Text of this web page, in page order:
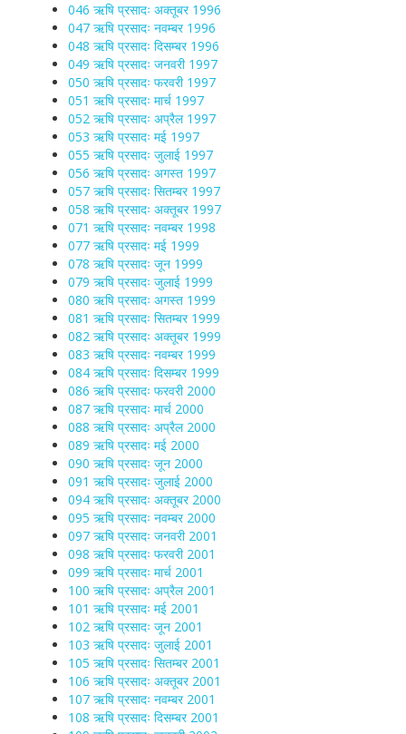
046 ऋषि प्रसादः अक्तूबर 1996
047 ऋषि प्रसादः नवम्बर 1996
048 ऋषि प्रसादः दिसम्बर 1996
049 ऋषि प्रसादः जनवरी 1997
050 ऋषि प्रसादः फरवरी 1997
051 ऋषि प्रसादः मार्च 1997
052 ऋषि प्रसादः अप्रैल 1997
053 ऋषि प्रसादः मई 1997
055 ऋषि प्रसादः जुलाई 1997
056 ऋषि प्रसादः अगस्त 1997
057 ऋषि प्रसादः सितम्बर 1997
058 ऋषि प्रसादः अक्तूबर 1997
071 ऋषि प्रसादः नवम्बर 1998
077 ऋषि प्रसादः मई 1999
078 ऋषि प्रसादः जून 1999
079 ऋषि प्रसादः जुलाई 1999
080 ऋषि प्रसादः अगस्त 1999
081 ऋषि प्रसादः सितम्बर 1999
082 ऋषि प्रसादः अक्तूबर 1999
083 ऋषि प्रसादः नवम्बर 1999
084 ऋषि प्रसादः दिसम्बर 1999
086 ऋषि प्रसादः फरवरी 2000
087 ऋषि प्रसादः मार्च 2000
088 ऋषि प्रसादः अप्रैल 2000
089 ऋषि प्रसादः मई 2000
090 ऋषि प्रसादः जून 2000
091 ऋषि प्रसादः जुलाई 2000
094 ऋषि प्रसादः अक्तूबर 2000
095 ऋषि प्रसादः नवम्बर 2000
097 ऋषि प्रसादः जनवरी 2001
098 ऋषि प्रसादः फरवरी 2001
099 ऋषि प्रसादः मार्च 2001
100 ऋषि प्रसादः अप्रैल 2001
101 ऋषि प्रसादः मई 2001
102 ऋषि प्रसादः जून 2001
103 ऋषि प्रसादः जुलाई 2001
105 ऋषि प्रसादः सितम्बर 2001
106 ऋषि प्रसादः अक्तूबर 2001
107 ऋषि प्रसादः नवम्बर 2001
108 ऋषि प्रसादः दिसम्बर 2001